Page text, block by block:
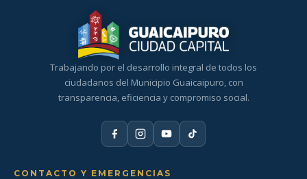
Trabajando por el desarrollo integral de todos los
ciudadanos del Municipio Guaicaipuro, con
transparencia, eficiencia y compromiso social.
CONTACTO Y EMERGENCIAS